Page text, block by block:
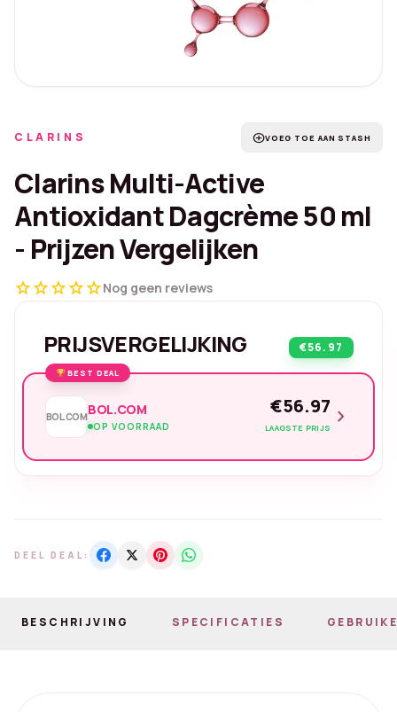
CLARINS add_circleVOEG TOE AAN STASH
Clarins Multi-Active
Antioxidant Dagcrème 50 ml
- Prijzen Vergelijken
starstarstarstarstarNog geen reviews
PRIJSVERGELIJKING €56.97
BEST DEAL
BOL.COMBOL.COM
OP VOORRAAD
€56.97
LAAGSTE PRIJS chevron_right
DEEL DEAL:
BESCHRIJVING SPECIFICATIES